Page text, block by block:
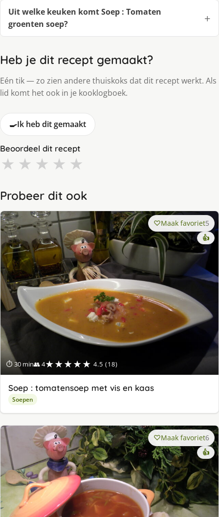
Uit welke keuken komt Soep : Tomaten
groenten soep?
Heb je dit recept gemaakt?
Eén tik — zo zien andere thuiskoks dat dit recept werkt. Als
lid komt het ook in je kooklogboek.
🍳Ik heb dit gemaakt
Beoordeel dit recept
★ ★ ★ ★ ★
Probeer dit ook
⏱ 30 min👥 4★★★★★ 4.5 (18)
Maak favoriet5
👍
Soep : tomatensoep met vis en kaas
Soepen
Maak favoriet6
👍